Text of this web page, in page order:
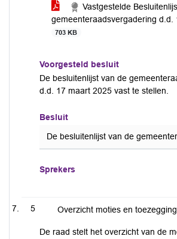
Vastgestelde
gemeenteraadsvergadering d.d.
703 KB
Voorgesteld besluit
De besluitenlijst van de
d.d. 17 maart 2025 vast te stellen.
Besluit
De besluitenlijst van de
Sprekers
5 Overzicht moties en
De raad stelt het overzicht van de